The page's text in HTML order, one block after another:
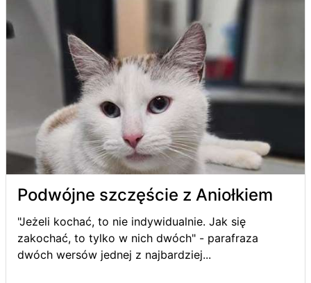
Podwójne szczęście z Aniołkiem
"Jeżeli kochać, to nie indywidualnie. Jak się
zakochać, to tylko w nich dwóch" - parafraza
dwóch wersów jednej z najbardziej...